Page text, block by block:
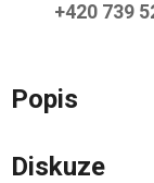
+420 739
Popis
Diskuze